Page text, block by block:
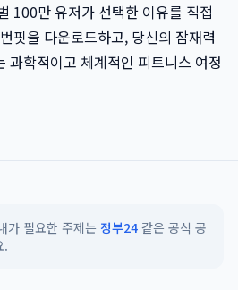
100만 유저가 선택한 이유를 직접
핏을 다운로드하고, 당신의 잠재력
과학적이고 체계적인 피트니스 여정
가 필요한 주제는 정부24 같은 공식 공
.